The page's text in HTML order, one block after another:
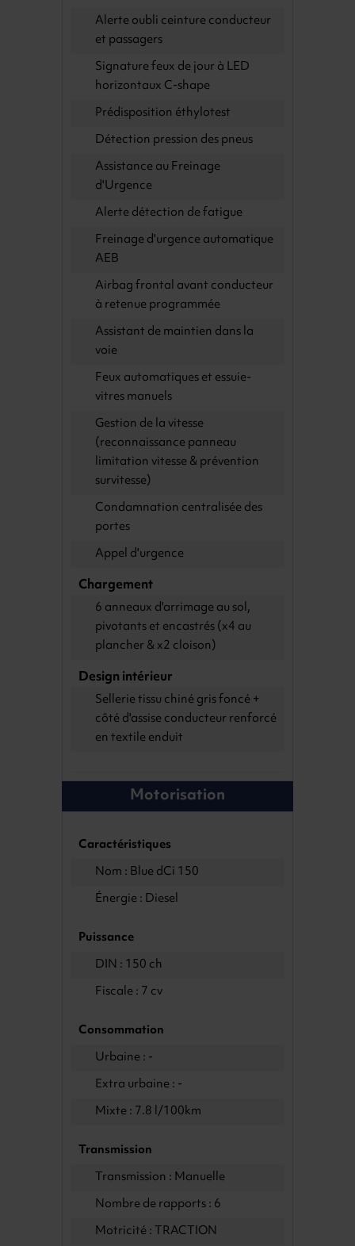
Alerte oubli ceinture conducteur
et passagers
Signature feux de jour à LED
horizontaux C-shape
Prédisposition éthylotest
Détection pression des pneus
Assistance au Freinage
d'Urgence
Alerte détection de fatigue
Freinage d'urgence automatique
AEB
Airbag frontal avant conducteur
à retenue programmée
Assistant de maintien dans la
voie
Feux automatiques et essuie-
vitres manuels
Gestion de la vitesse
(reconnaissance panneau
limitation vitesse & prévention
survitesse)
Condamnation centralisée des
portes
Appel d'urgence
Chargement
6 anneaux d'arrimage au sol,
pivotants et encastrés (x4 au
plancher & x2 cloison)
Design intérieur
Sellerie tissu chiné gris foncé +
côté d'assise conducteur renforcé
en textile enduit
Motorisation
Caractéristiques
Nom : Blue dCi 150
Énergie : Diesel
Puissance
DIN : 150 ch
Fiscale : 7 cv
Consommation
Urbaine : -
Extra urbaine : -
Mixte : 7.8 l/100km
Transmission
Transmission : Manuelle
Nombre de rapports : 6
Motricité : TRACTION